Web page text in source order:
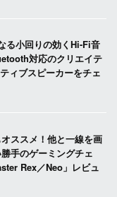
る小回りの効くHi-Fi音
対応のクリエイテ
ィブスピーカーをチェ
ススメ！他と一線を画
手のゲーミングチェ
Rex／Neo」レビュ